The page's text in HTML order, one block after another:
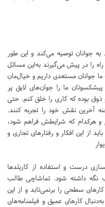
جوانان توصیه می‌کند و این طور
را در پیش می‌گیرند به‌این مسائل
جوانان مستعدی داریم و خیال‌مان
ما را جوان‌های لایق پر
بوده که کاری را خلق کنم. حتی
آخرین نقش خود را تجربه کنند.
و هرکدام که شرایطش فراهم شود،
از این افکار و رفتارهای تجاری و
درست و استفاده از کاربلدها
نگه داشته شود. تماشاچی طالب
سطحی را برنمی‌تابد و از این
کارهای عمیق و فیلمنامه‌های